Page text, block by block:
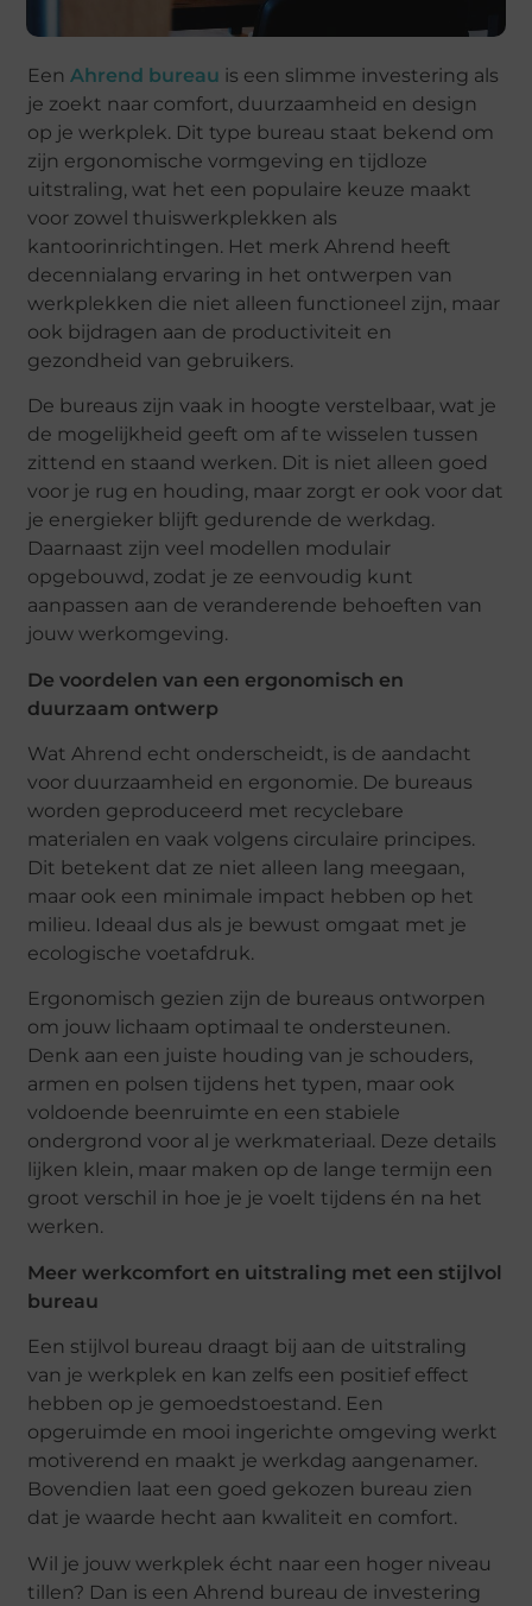
Een Ahrend bureau is een slimme investering als
je zoekt naar comfort, duurzaamheid en design
op je werkplek. Dit type bureau staat bekend om
zijn ergonomische vormgeving en tijdloze
uitstraling, wat het een populaire keuze maakt
voor zowel thuiswerkplekken als
kantoorinrichtingen. Het merk Ahrend heeft
decennialang ervaring in het ontwerpen van
werkplekken die niet alleen functioneel zijn, maar
ook bijdragen aan de productiviteit en
gezondheid van gebruikers.
De bureaus zijn vaak in hoogte verstelbaar, wat je
de mogelijkheid geeft om af te wisselen tussen
zittend en staand werken. Dit is niet alleen goed
voor je rug en houding, maar zorgt er ook voor dat
je energieker blijft gedurende de werkdag.
Daarnaast zijn veel modellen modulair
opgebouwd, zodat je ze eenvoudig kunt
aanpassen aan de veranderende behoeften van
jouw werkomgeving.
De voordelen van een ergonomisch en
duurzaam ontwerp
Wat Ahrend echt onderscheidt, is de aandacht
voor duurzaamheid en ergonomie. De bureaus
worden geproduceerd met recyclebare
materialen en vaak volgens circulaire principes.
Dit betekent dat ze niet alleen lang meegaan,
maar ook een minimale impact hebben op het
milieu. Ideaal dus als je bewust omgaat met je
ecologische voetafdruk.
Ergonomisch gezien zijn de bureaus ontworpen
om jouw lichaam optimaal te ondersteunen.
Denk aan een juiste houding van je schouders,
armen en polsen tijdens het typen, maar ook
voldoende beenruimte en een stabiele
ondergrond voor al je werkmateriaal. Deze details
lijken klein, maar maken op de lange termijn een
groot verschil in hoe je je voelt tijdens én na het
werken.
Meer werkcomfort en uitstraling met een stijlvol
bureau
Een stijlvol bureau draagt bij aan de uitstraling
van je werkplek en kan zelfs een positief effect
hebben op je gemoedstoestand. Een
opgeruimde en mooi ingerichte omgeving werkt
motiverend en maakt je werkdag aangenamer.
Bovendien laat een goed gekozen bureau zien
dat je waarde hecht aan kwaliteit en comfort.
Wil je jouw werkplek écht naar een hoger niveau
tillen? Dan is een Ahrend bureau de investering